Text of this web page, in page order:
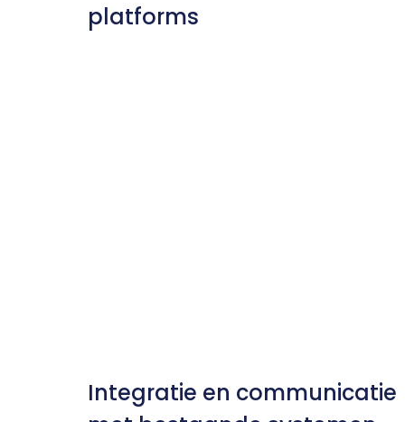
platforms
Integratie en communicatie